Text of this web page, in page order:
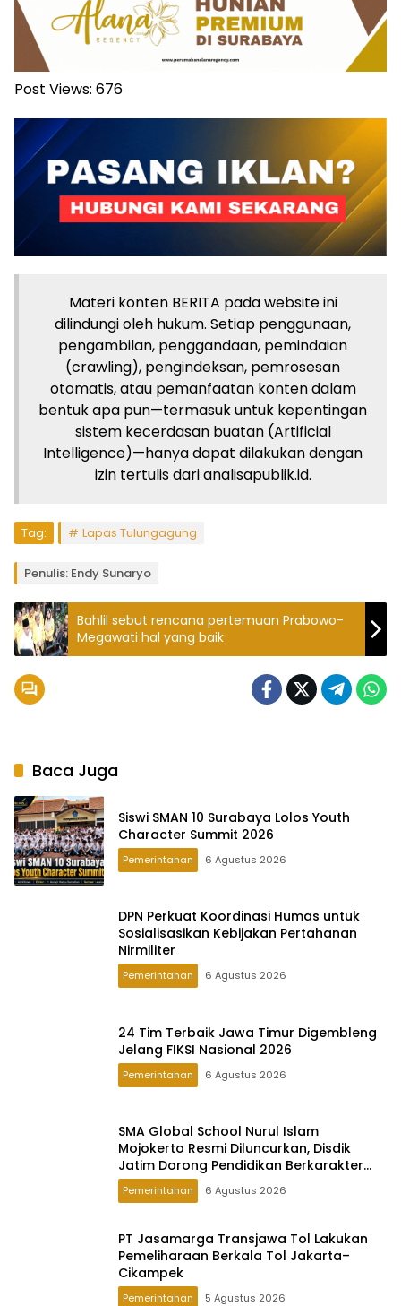
Post Views: 676
Materi konten BERITA pada website ini
dilindungi oleh hukum. Setiap penggunaan,
pengambilan, penggandaan, pemindaian
(crawling), pengindeksan, pemrosesan
otomatis, atau pemanfaatan konten dalam
bentuk apa pun—termasuk untuk kepentingan
sistem kecerdasan buatan (Artificial
Intelligence)—hanya dapat dilakukan dengan
izin tertulis dari analisapublik.id.
Tag: Lapas Tulungagung
Penulis: Endy Sunaryo
Bahlil sebut rencana pertemuan Prabowo-
Megawati hal yang baik
Baca Juga
Siswi SMAN 10 Surabaya Lolos Youth
Character Summit 2026
Pemerintahan 6 Agustus 2026
DPN Perkuat Koordinasi Humas untuk
Sosialisasikan Kebijakan Pertahanan
Nirmiliter
Pemerintahan 6 Agustus 2026
24 Tim Terbaik Jawa Timur Digembleng
Jelang FIKSI Nasional 2026
Pemerintahan 6 Agustus 2026
SMA Global School Nurul Islam
Mojokerto Resmi Diluncurkan, Disdik
Jatim Dorong Pendidikan Berkarakter
Global
Pemerintahan 6 Agustus 2026
PT Jasamarga Transjawa Tol Lakukan
Pemeliharaan Berkala Tol Jakarta–
Cikampek
Pemerintahan 5 Agustus 2026